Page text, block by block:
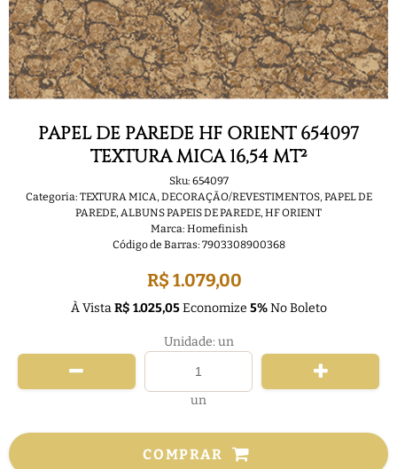
PAPEL DE PAREDE HF ORIENT 654097
TEXTURA MICA 16,54 MT²
Sku: 654097
Categoria: TEXTURA MICA,DECORAÇÃO/REVESTIMENTOS,PAPEL DE
PAREDE,ALBUNS PAPEIS DE PAREDE,HF ORIENT
Marca: Homefinish
Código de Barras: 7903308900368
R$ 1.079,00
À VistaR$ 1.025,05Economize 5%No Boleto
Unidade: un
un
COMPRAR